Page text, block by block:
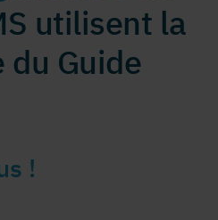
utilisent la
Guide
!